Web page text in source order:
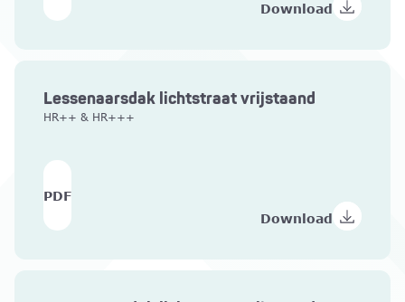
Download
Lessenaarsdak lichtstraat vrijstaand
HR++ & HR+++
PDF
Download